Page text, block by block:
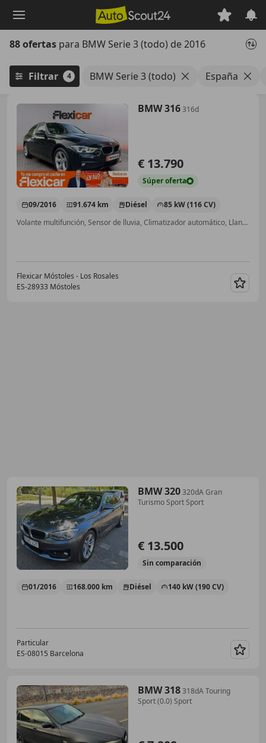
principal
88 ofertas para BMW Serie 3 (todo) de 2016
Filtrar 4 BMW Serie 3 (todo) España
BMW 316316d
€ 13.790
Súperoferta
09/2016 91.674 km Diésel
85 kW (116 CV)
Volante multifunción, Sensor de lluvia, Climatizador automático, Llantas de aleación, Isofix, ESP, Manos libres, Start/Stop automático
Flexicar Móstoles - Los Rosales
ES-28933 Móstoles
BMW 320320dA Gran
Turismo Sport Sport
€ 13.500
Sin comparación
01/2016 168.000 km Diésel 140 kW (190 CV)
Particular
ES-08015 Barcelona
BMW 318318dA Touring
Sport (0.0) Sport